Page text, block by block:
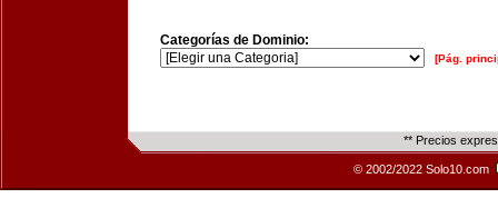
Categorías de Dominio:
[Pág.
** Precios
© 2002/2022 Solo10.com